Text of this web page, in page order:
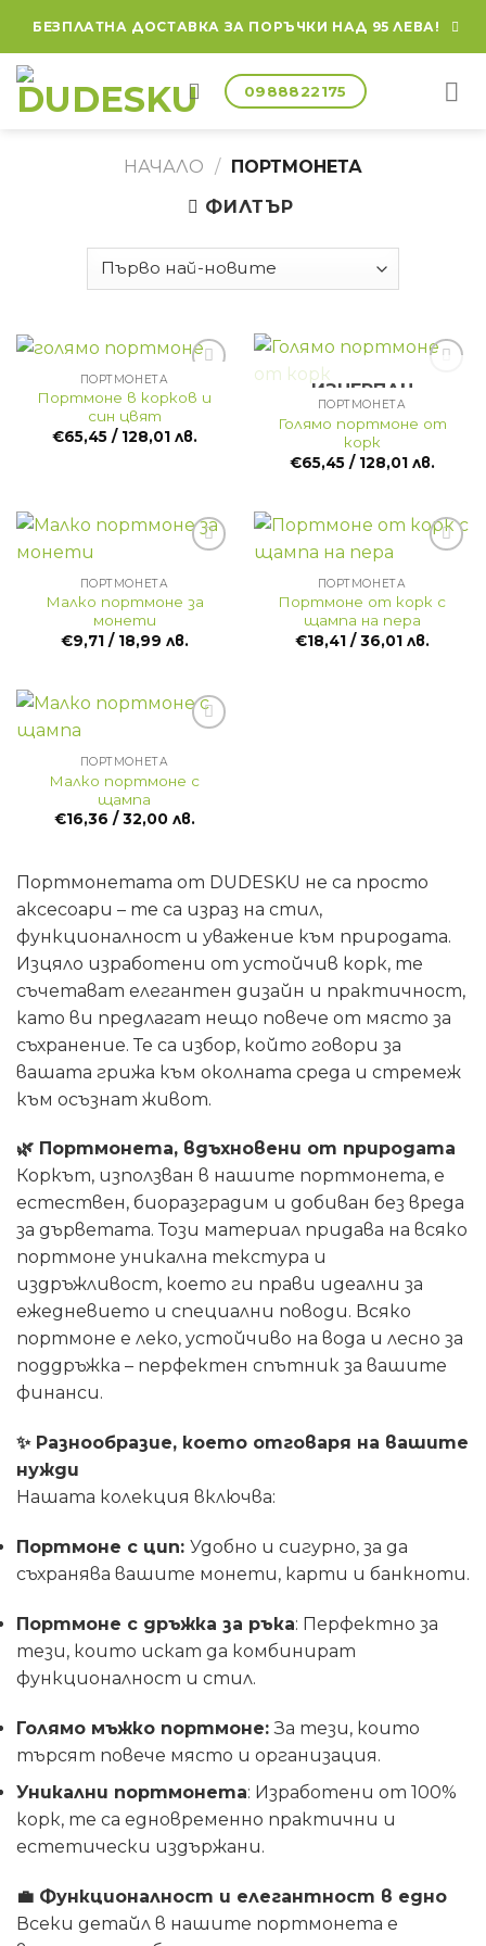
content
БЕЗПЛАТНА ДОСТАВКА ЗА ПОРЪЧКИ НАД 95 ЛЕВА!
0988822175
НАЧАЛО / ПОРТМОНЕТА
ФИЛТЪР
Портмонетата от DUDESKU не са просто
аксесоари – те са израз на стил,
функционалност и уважение към природата.
Изцяло изработени от устойчив корк, те
съчетават елегантен дизайн и практичност,
като ви предлагат нещо повече от място за
съхранение. Те са избор, който говори за
вашата грижа към околната среда и стремеж
към осъзнат живот.
🌿 Портмонета, вдъхновени от природата
Коркът, използван в нашите портмонета, е
естествен, биоразградим и добиван без вреда
за дърветата. Този материал придава на всяко
портмоне уникална текстура и
издръжливост, което ги прави идеални за
ежедневието и специални поводи. Всяко
портмоне е леко, устойчиво на вода и лесно за
поддръжка – перфектен спътник за вашите
финанси.
✨Разнообразие, което отговаря на вашите
нужди
Нашата колекция включва:
Портмоне с цип: Удобно и сигурно, за да
съхранява вашите монети, карти и банкноти.
Портмоне с дръжка за ръка: Перфектно за
тези, които искат да комбинират
функционалност и стил.
Голямо мъжко портмоне:За тези, които
търсят повече място и организация.
Уникални портмонета: Изработени от 100%
корк, те са едновременно практични и
естетически издържани.
💼 Функционалност и елегантност в едно
Всеки детайл в нашите портмонета е
ПОРТМОНЕТА
Портмоне в корков и
син цвят
€65,45/ 128,01 лв.
ИЗЧЕРПАН
ПОРТМОНЕТА
Голямо портмоне от
корк
€65,45/ 128,01 лв.
ПОРТМОНЕТА
Малко портмоне за
монети
€9,71/ 18,99 лв.
ПОРТМОНЕТА
Портмоне от корк с
щампа на пера
€18,41/ 36,01 лв.
ПОРТМОНЕТА
Малко портмоне с
щампа
€16,36 / 32,00 лв.